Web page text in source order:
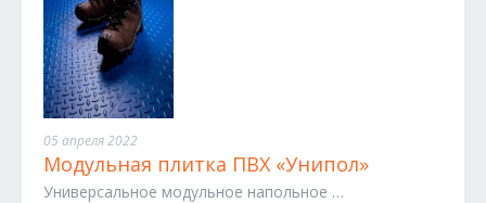
05 апреля 2022
Модульная плитка ПВХ «Унипол»
Универсальное модульное напольное …